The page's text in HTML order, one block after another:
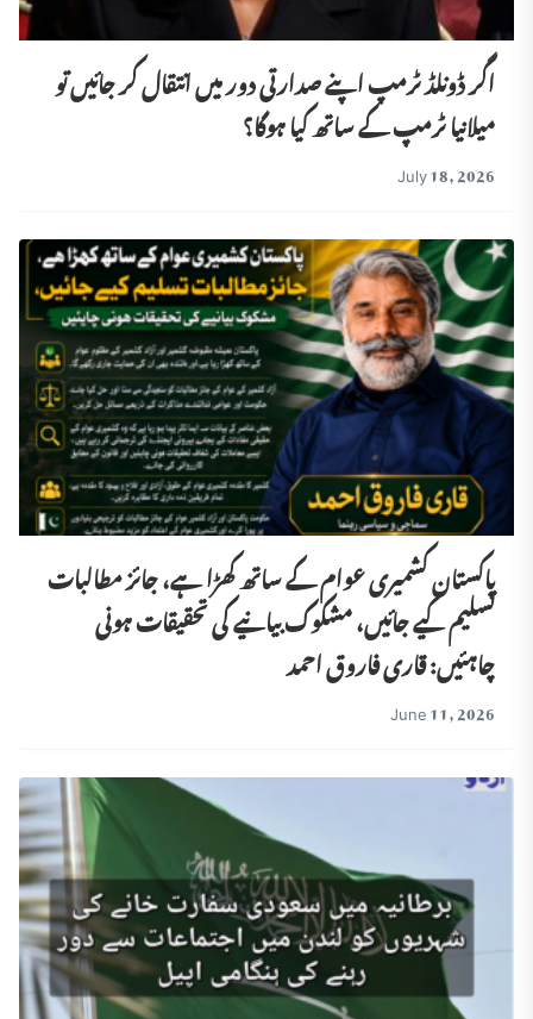
اگر ڈونلڈ ٹرمپ اپنے صدارتی دور میں انتقال کر جائیں تو
میلانیا ٹرمپ کے ساتھ کیا ہوگا؟
July 18, 2026
پاکستان کشمیری عوام کے ساتھ کھڑا ہے، جائز مطالبات
تسلیم کیے جائیں، مشکوک بیانیے کی تحقیقات ہونی
چاہئیں: قاری فاروق احمد
June 11, 2026